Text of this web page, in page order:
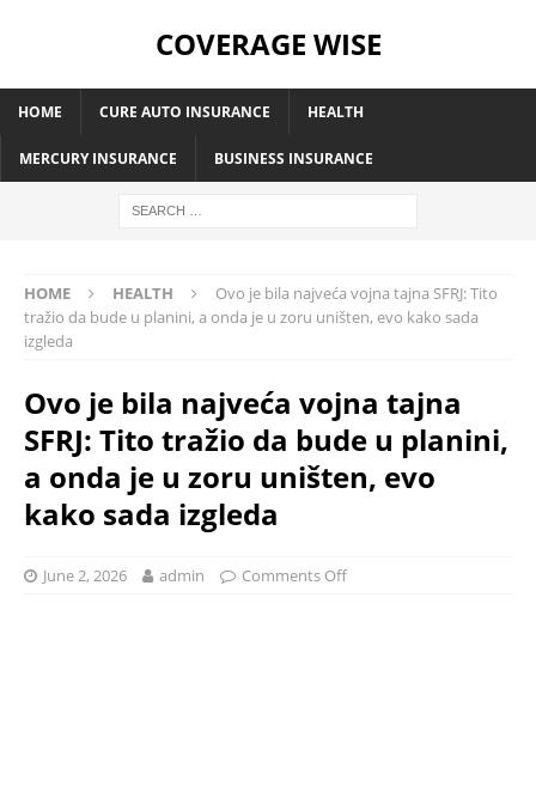
COVERAGE WISE
HOME CURE AUTO INSURANCE HEALTH
MERCURY INSURANCE BUSINESS INSURANCE
HOME HEALTH
Ovo je bila najveća vojna tajna SFRJ: Tito
tražio da bude u planini, a onda je u zoru uništen, evo kako sada
izgleda
Ovo je bila najveća vojna tajna
SFRJ: Tito tražio da bude u planini,
a onda je u zoru uništen, evo
kako sada izgleda
June 2, 2026 admin Comments Off